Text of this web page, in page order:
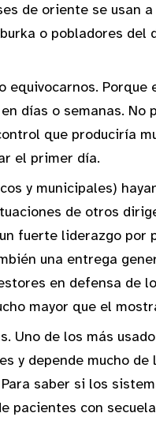
de oriente se usan
o pobladores del
Porque
días o semanas. No
que produciría
el primer día.
y municipales)
de otros
fuerte liderazgo por
una entrega
en defensa de
mayor que el
Uno de los más
y depende mucho
saber si los
pacientes con